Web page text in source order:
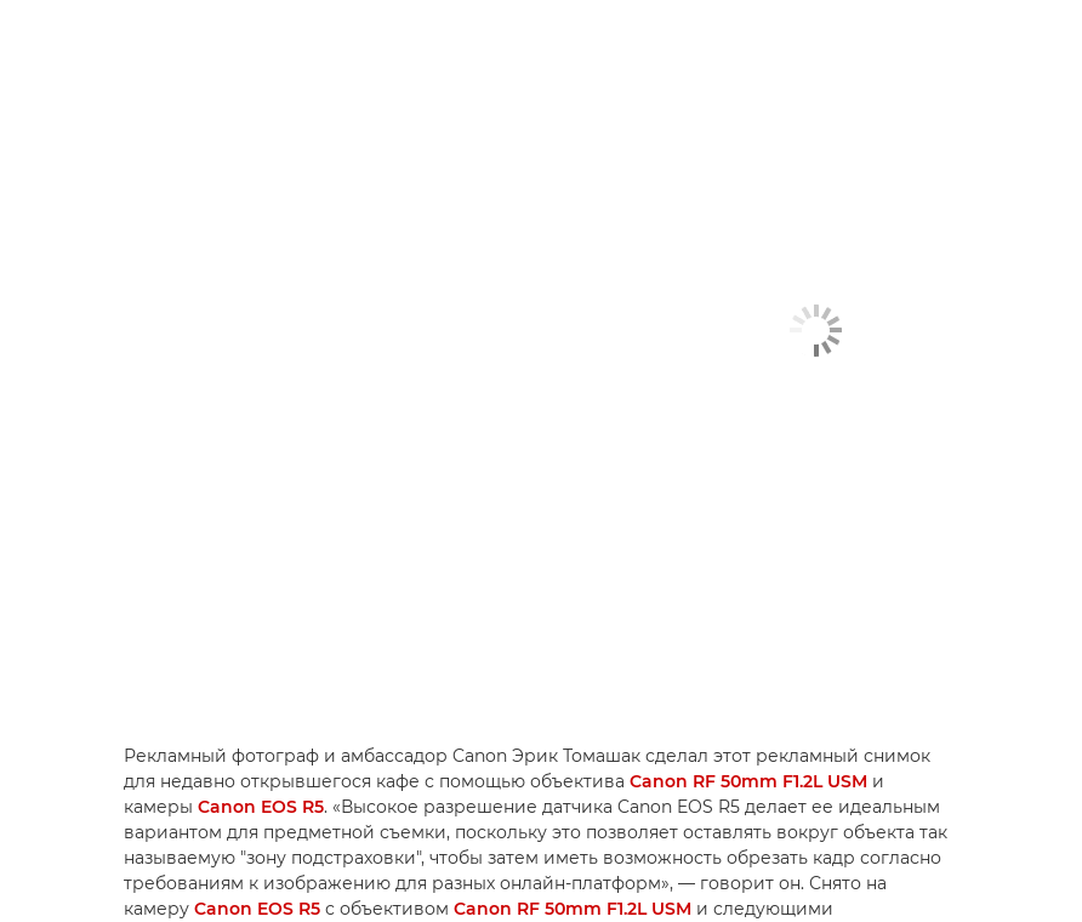
Рекламный фотограф и амбассадор Canon Эрик Томашак сделал этот рекламный снимок
для недавно открывшегося кафе с помощью объектива Canon RF 50mm F1.2L USM и
камеры Canon EOS R5. «Высокое разрешение датчика Canon EOS R5 делает ее идеальным
вариантом для предметной съемки, поскольку это позволяет оставлять вокруг объекта так
называемую "зону подстраховки", чтобы затем иметь возможность обрезать кадр согласно
требованиям к изображению для разных онлайн-платформ», — говорит он. Снято на
камеру Canon EOS R5 с объективом Canon RF 50mm F1.2L USM и следующими